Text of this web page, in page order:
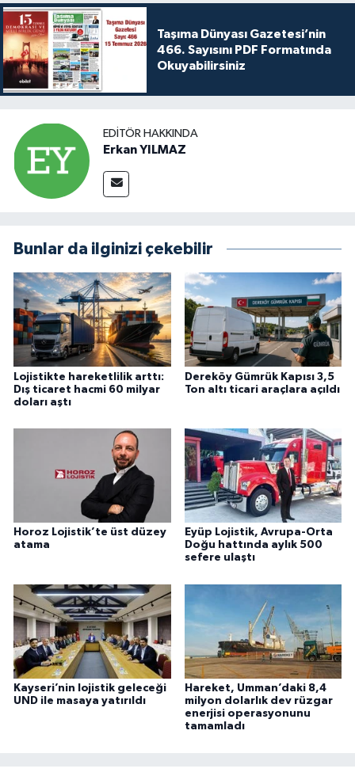
Taşıma Dünyası Gazetesi’nin
466. Sayısını PDF Formatında
Okuyabilirsiniz
EDITÖR HAKKINDA
Erkan YILMAZ
Bunlar da ilginizi çekebilir
Lojistikte hareketlilik arttı:
Dış ticaret hacmi 60 milyar
doları aştı
Dereköy Gümrük Kapısı 3,5
Ton altı ticari araçlara açıldı
Horoz Lojistik’te üst düzey
atama
Eyüp Lojistik, Avrupa-Orta
Doğu hattında aylık 500
sefere ulaştı
Kayseri’nin lojistik geleceği
UND ile masaya yatırıldı
Hareket, Umman’daki 8,4
milyon dolarlık dev rüzgar
enerjisi operasyonunu
tamamladı